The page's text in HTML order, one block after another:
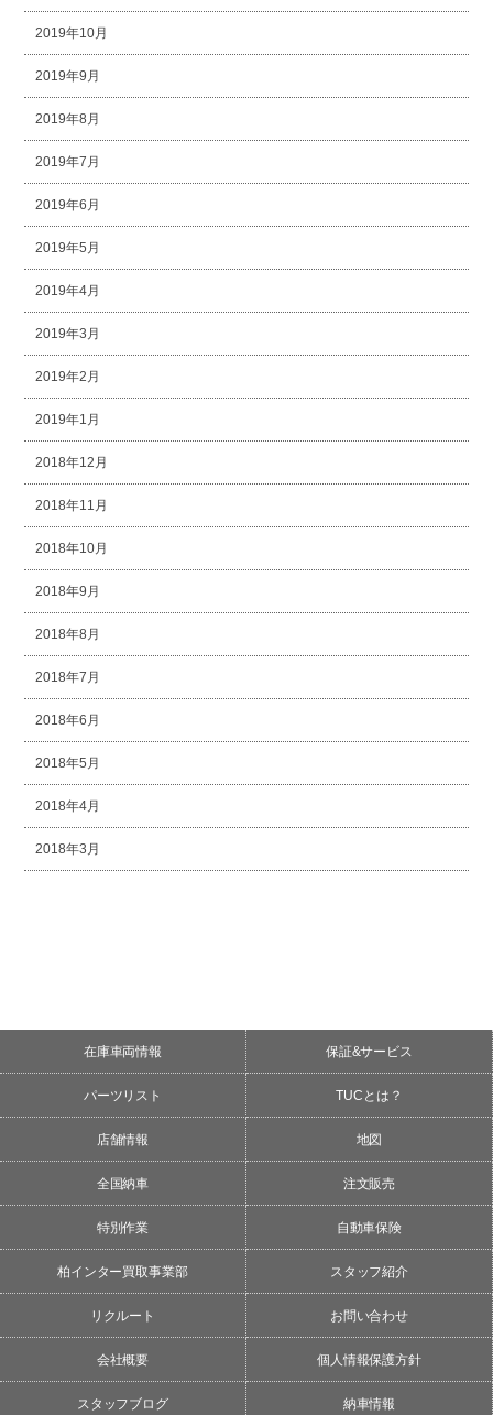
2019年10月
2019年9月
2019年8月
2019年7月
2019年6月
2019年5月
2019年4月
2019年3月
2019年2月
2019年1月
2018年12月
2018年11月
2018年10月
2018年9月
2018年8月
2018年7月
2018年6月
2018年5月
2018年4月
2018年3月
在庫車両情報 保証&サービス
パーツリスト TUCとは？
店舗情報 地図
全国納車 注文販売
特別作業 自動車保険
柏インター買取事業部 スタッフ紹介
リクルート お問い合わせ
会社概要 個人情報保護方針
スタッフブログ 納車情報